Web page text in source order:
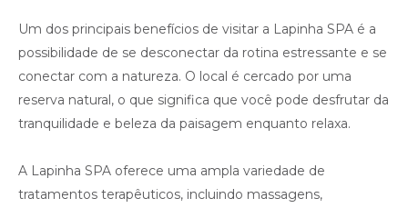
Um dos principais benefícios de visitar a Lapinha SPA é a
possibilidade de se desconectar da rotina estressante e se
conectar com a natureza. O local é cercado por uma
reserva natural, o que significa que você pode desfrutar da
tranquilidade e beleza da paisagem enquanto relaxa.
A Lapinha SPA oferece uma ampla variedade de
tratamentos terapêuticos, incluindo massagens,